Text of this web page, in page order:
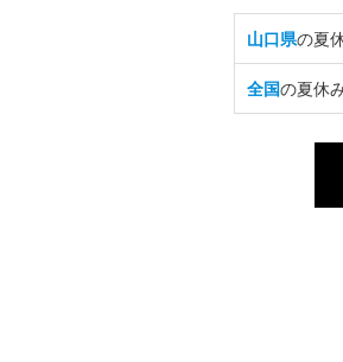
山口県の夏
全国の夏休